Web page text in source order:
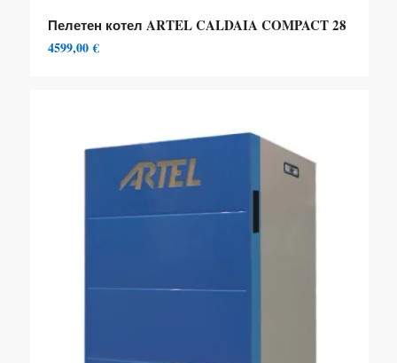
Пелетен котел ARTEL CALDAIA COMPACT 28
4599,00€